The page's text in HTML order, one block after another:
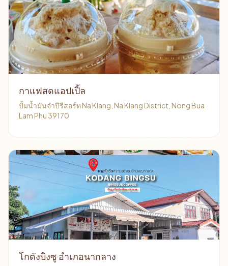
กาแฟสดแอปเปิ้ล
ปั้มน้ำมันจำปีรีสอร์ท Na Klang, Na Klang District, Nong Bua
Lam Phu 39170
โกดังบิงซู อำเภอนากลาง